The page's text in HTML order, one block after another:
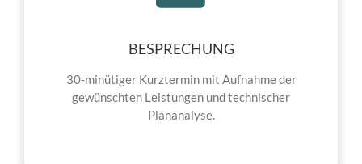
BESPRECHUNG
30-minütiger Kurztermin mit Aufnahme der
gewünschten Leistungen und technischer
Plananalyse.